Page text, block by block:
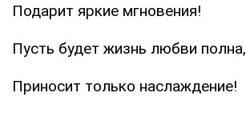
Подарит яркие мгновения!
Пусть будет жизнь любви полна,
Приносит только наслаждение!